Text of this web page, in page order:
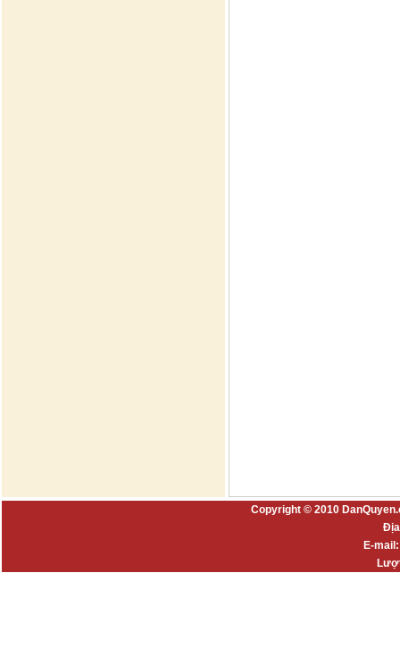
Copyright © 2010
E-